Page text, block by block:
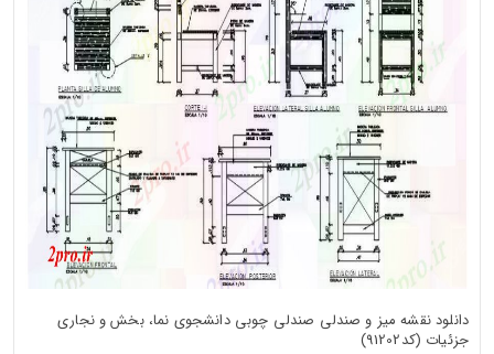
دانلود نقشه میز و صندلی صندلی چوبی دانشجوی نما، بخش و نجاری
جزئیات (کد91202)